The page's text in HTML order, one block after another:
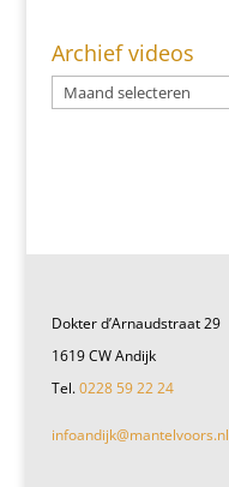
Archief videos
Dokter d’Arnaudstraat 29
1619 CW Andijk
Tel.0228 59 22 24
infoandijk@mantelvoors.nl